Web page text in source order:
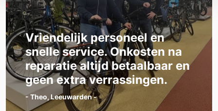
Vriendelijk personeel en
snelle service. Onkosten na
reparatie altijd betaalbaar en
geen extra verrassingen.
- Theo, Leeuwarden -